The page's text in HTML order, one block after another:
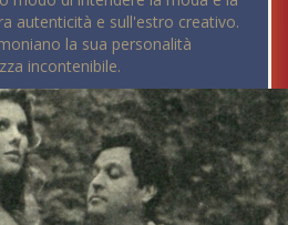
autenticità e sull'estro creativo.
la sua personalità
incontenibile.